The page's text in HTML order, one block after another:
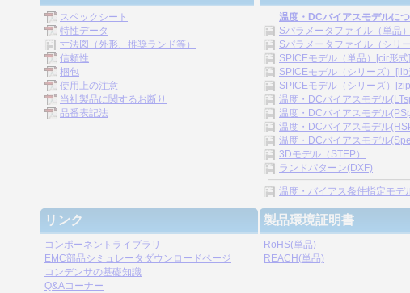
スペックシート
特性データ
寸法図（外形、推奨ランド等）
信頼性
梱包
使用上の注意
当社製品に関するお断り
品番表記法
温度・DCバイアスモデルに
Sパラメータファイル（単品）
Sパラメータファイル（シリ
SPICEモデル（単品）[cir形式]
SPICEモデル（シリーズ）[lib
SPICEモデル（シリーズ）
温度・DCバイアスモデル
温度・DCバイアスモデル
温度・DCバイアスモデル
温度・DCバイアスモデル
3Dモデル（STEP）
ランドパターン(DXF)
温度・バイアス条件指定モデ
リンク
コンポーネントライブラリ
EMC部品シミュレータダウンロードページ
コンデンサの基礎知識
Q&Aコーナー
製品環境証明書
RoHS(単品)
REACH(単品)